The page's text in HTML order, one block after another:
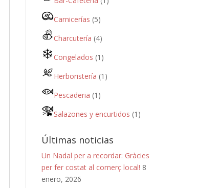
Carnicerías (5)
Charcutería (4)
Congelados (1)
Herboristería (1)
Pescaderia (1)
Salazones y encurtidos (1)
Últimas noticias
Un Nadal per a recordar: Gràcies
per fer costat al comerç local! 8
enero, 2026